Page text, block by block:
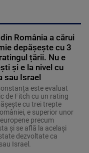
România a cărui
depășește cu 3
țării. Nu e
și e la nivel cu
sau Israel
este evaluat
de Fitch cu un rating
cu trei trepte
e superior unor
precum
și se află la același
dezvoltate ca
Israel.